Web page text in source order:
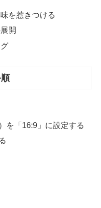
を惹きつける
開
を「16:9」に設定する